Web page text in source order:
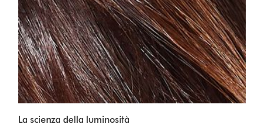
La scienza della luminosità